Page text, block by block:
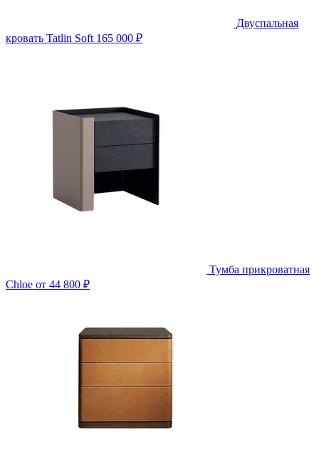
Двуспальная
кровать Tatlin Soft 165 000 ₽
Тумба прикроватная
Chloe от 44 800 ₽